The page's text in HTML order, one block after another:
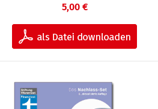
5,00 €